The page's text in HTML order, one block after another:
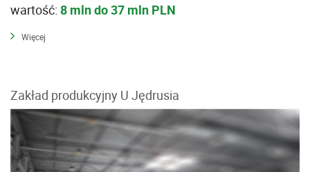
wartość: 8 mln do 37 mln PLN
Więcej
Zakład produkcyjny U Jędrusia